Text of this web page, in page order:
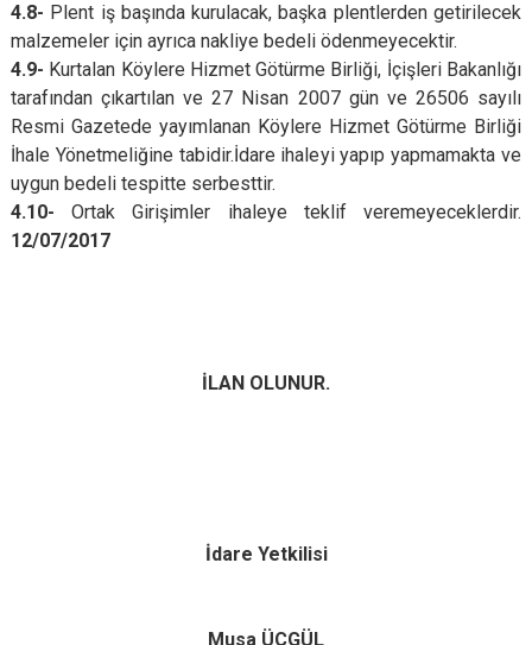
4.8- Plent iş başında kurulacak, başka plentlerden getirilecek
malzemeler için ayrıca nakliye bedeli ödenmeyecektir.
4.9- Kurtalan Köylere Hizmet Götürme Birliği, İçişleri Bakanlığı
tarafından çıkartılan ve 27 Nisan 2007 gün ve 26506 sayılı
Resmi Gazetede yayımlanan Köylere Hizmet Götürme Birliği
İhale Yönetmeliğine tabidir.İdare ihaleyi yapıp yapmamakta ve
uygun bedeli tespitte serbesttir.
4.10-Ortak Girişimler ihaleye teklif veremeyeceklerdir.
12/07/2017
İLAN OLUNUR.
İdare Yetkilisi
Musa ÜÇGÜL